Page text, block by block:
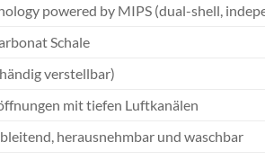
powered by MIPS (dual-shell,
Schale
verstellbar)
mit tiefen Luftkanälen
herausnehmbar und waschbar